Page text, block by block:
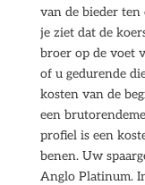
van de bieder ten
je ziet dat de
broer op de voet
of u gedurende
kosten van de
een
profiel is een
benen. Uw
Anglo Platinum.